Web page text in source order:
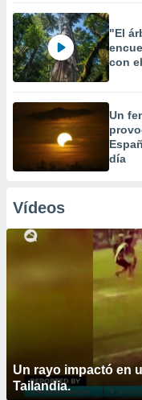
"El
con
Un
día
Vídeos
Un rayo impactó en
Tailandia.